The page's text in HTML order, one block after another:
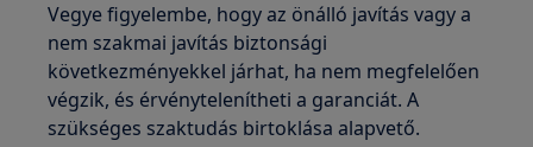
Vegye figyelembe, hogy az önálló javítás vagy a
nem szakmai javítás biztonsági
következményekkel járhat, ha nem megfelelően
végzik, és érvénytelenítheti a garanciát. A
szükséges szaktudás birtoklása alapvető.